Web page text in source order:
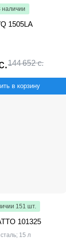
наличии
1505LA
144 652 с.
в корзину
151 шт.
101325
15 л